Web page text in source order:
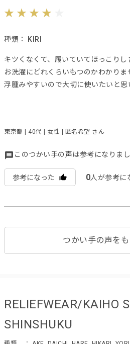
種類： KIRI
キツくなくて、履いていてほっこりし
お洗濯にどれくらいもつのかわかりま
浮腫みやすいので大切に使いたいと思
東京都 | 40代 | 女性 | 匿名希望 さん
このつかい手の声は参考になりま
参考になった 0人が参考に
つかい手の声を
RELIEFWEAR/KAIHO
SHINSHUKU